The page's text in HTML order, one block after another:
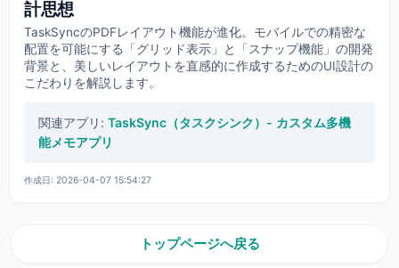
計思想
TaskSyncのPDFレイアウト機能が進化。モバイルでの精密な
配置を可能にする「グリッド表示」と「スナップ機能」の開発
背景と、美しいレイアウトを直感的に作成するためのUI設計の
こだわりを解説します。
関連アプリ: TaskSync（タスクシンク）- カスタム多機
能メモアプリ
作成日: 2026-04-07 15:54:27
トップページへ戻る